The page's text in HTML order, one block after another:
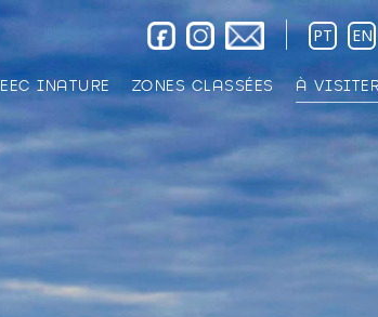
PT EN
EEC INATURE ZONES CLASSÉES À